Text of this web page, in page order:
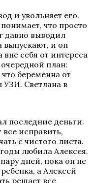
и увольняет его.
что просто
давно выводил
выпускают, и он
вне себя от интереса
план:
беременна от
УЗИ. Светлана в
последние деньги.
исправить,
с чистого листа.
любила Алексея.
дней, пока он не
а Алексей
решает все